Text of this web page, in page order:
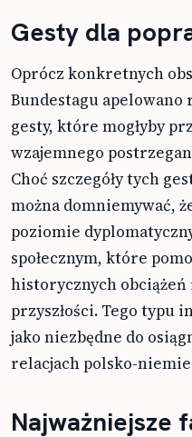
Gesty dla
Oprócz konkretnych
Bundestagu
gesty, które mogłyby
wzajemnego
Choć szczegóły tych
można domniemywać,
poziomie
społecznym, które
historycznych
przyszłości. Tego typu
jako niezbędne do
relacjach polsko-
Najważniejsze